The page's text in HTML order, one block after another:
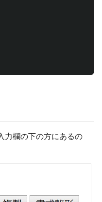
力欄の下の方にあるの